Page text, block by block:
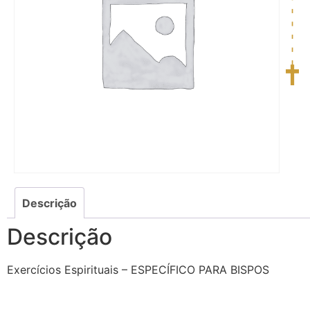
Descrição
Descrição
Exercícios Espirituais – ESPECÍFICO PARA BISPOS